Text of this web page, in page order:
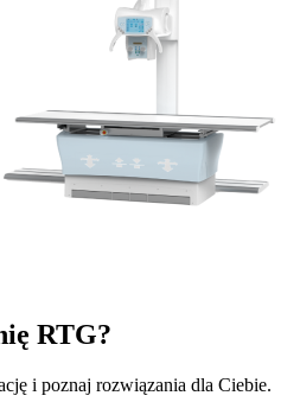
RTG?
i poznaj rozwiązania dla Ciebie.